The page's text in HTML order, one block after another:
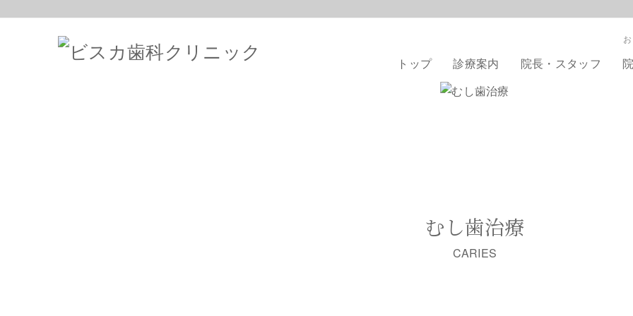
トップ 診療案内 院長・スタッフ
むし歯治療
CARIES